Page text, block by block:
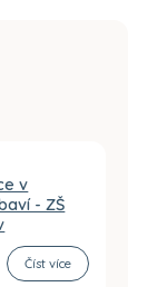
v
- ZŠ
Číst více